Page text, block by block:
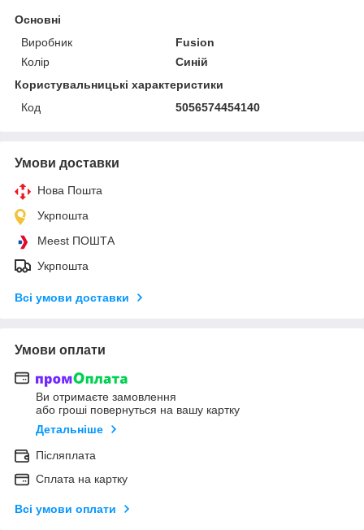
Основні
Виробник
Fusion
Колір
Синій
Користувальницькі характеристики
Код
5056574454140
Умови доставки
Нова Пошта
Укрпошта
Meest ПОШТА
Укрпошта
Всі умови доставки
Умови оплати
Ви отримаєте замовлення
або гроші повернуться на вашу картку
Детальніше
Післяплата
Сплата на картку
Всі умови оплати